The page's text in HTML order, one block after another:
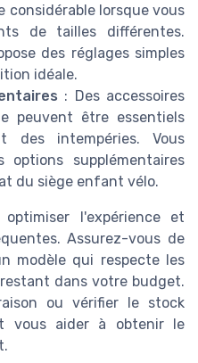
considérable lorsque vous
de tailles différentes.
des réglages simples
idéale.
: Des accessoires
peuvent être essentiels
des intempéries. Vous
supplémentaires
du siège enfant vélo.
l'expérience et
Assurez-vous de
modèle qui respecte les
dans votre budget.
ou vérifier le stock
vous aider à obtenir le